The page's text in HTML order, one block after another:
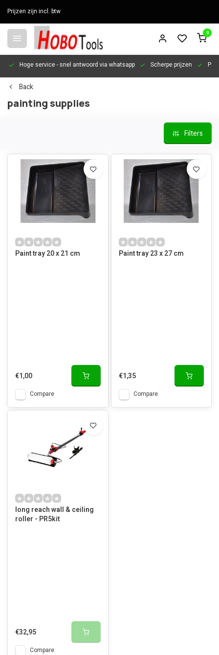
Prijzen zijn incl. btw
0
Hoge service- snel antwoord via whatsapp Scherpe prijzen
Back
painting supplies
Filters
Paint tray 20 x 21 cm
€1,00
Compare
Paint tray 23 x 27 cm
€1,35
Compare
long reach wall & ceiling
roller - PR5kit
€32,95
Compare